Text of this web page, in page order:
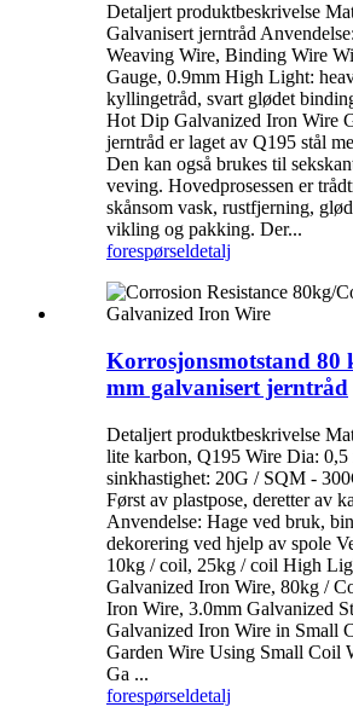
Detaljert produktbeskrivelse
Galvanisert jerntråd
Weaving Wire, Binding Wire
Gauge, 0.9mm High Light:
kyllingetråd, svart glødet
Hot Dip Galvanized Iron Wire
jerntråd er laget av Q195 stål
Den kan også brukes til
veving. Hovedprosessen er
skånsom vask, rustfjerning,
vikling og pakking. Der...
forespørseldetalj
Korrosjonsmotstand 80
mm galvanisert jerntråd
Detaljert produktbeskrivelse
lite karbon, Q195 Wire Dia: 0,5
sinkhastighet: 20G / SQM -
Først av plastpose, deretter av
Anvendelse: Hage ved bruk,
dekorering ved hjelp av spole
10kg / coil, 25kg / coil High
Galvanized Iron Wire, 80kg /
Iron Wire, 3.0mm Galvanized
Galvanized Iron Wire in Small
Garden Wire Using Small Coil
Ga ...
forespørseldetalj